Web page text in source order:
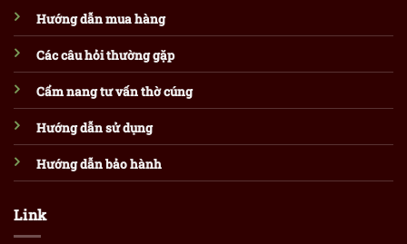
Hướng dẫn mua hàng
Các câu hỏi thường gặp
Cẩm nang tư vấn thờ cúng
Hướng dẫn sử dụng
Hướng dẫn bảo hành
Link